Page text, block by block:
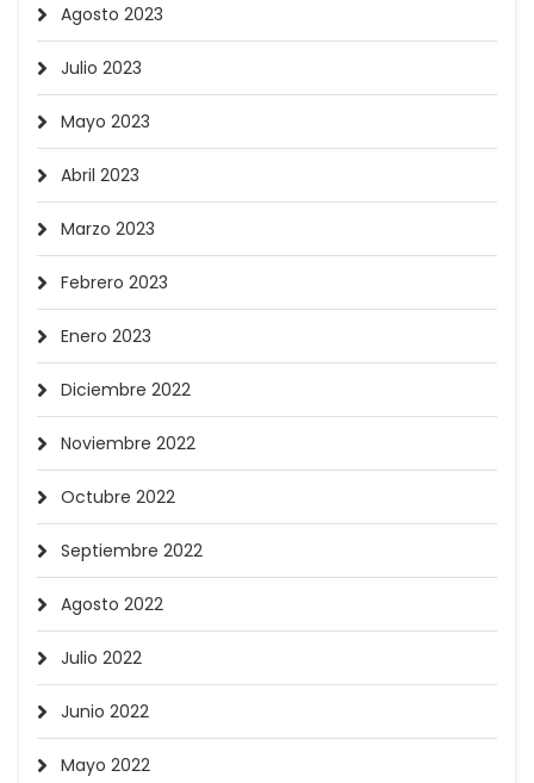
Agosto 2023
Julio 2023
Mayo 2023
Abril 2023
Marzo 2023
Febrero 2023
Enero 2023
Diciembre 2022
Noviembre 2022
Octubre 2022
Septiembre 2022
Agosto 2022
Julio 2022
Junio 2022
Mayo 2022